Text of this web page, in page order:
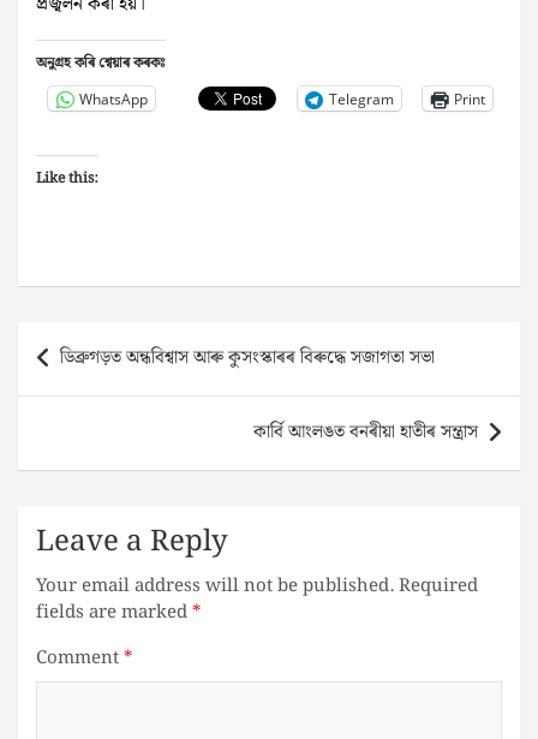
অনুগ্ৰহ কৰি শ্বেয়াৰ কৰকঃ
WhatsApp Telegram Print
Like this:
Post
navigation
ডিব্ৰুগড়ত‌ অন্ধবিশ্বাস আৰু কুসংস্কাৰৰ বিৰুদ্ধে সজাগতা সভা
কাৰ্বি আংলঙত বনৰীয়া হাতীৰ সন্ত্ৰাস
Leave a Reply
Your email address will not be published.Required
fields are marked*
Comment*